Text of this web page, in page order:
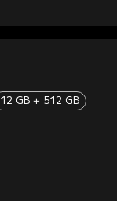
12 GB + 512 GB